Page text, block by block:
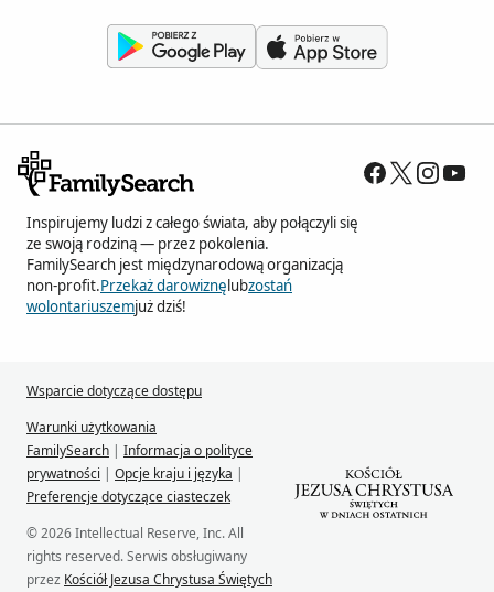
Inspirujemy ludzi z całego świata, aby połączyli się
ze swoją rodziną — przez pokolenia.
FamilySearch jest międzynarodową organizacją
non-profit.Przekaż darowiznę lubzostań
wolontariuszemjuż dziś!
Wsparcie dotyczące dostępu
Warunki użytkowania
FamilySearch | Informacja o polityce
prywatności | Opcje kraju i języka |
Preferencje dotyczące ciasteczek
© 2026 Intellectual Reserve, Inc. All
rights reserved. Serwis obsługiwany
przez Kościół Jezusa Chrystusa Świętych